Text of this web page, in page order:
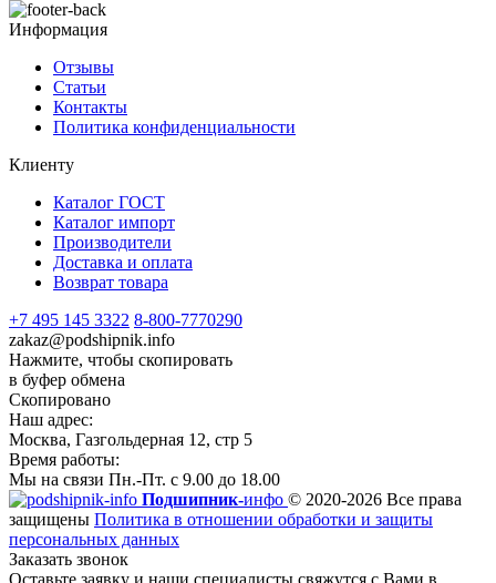
Информация
Отзывы
Статьи
Контакты
Политика конфиденциальности
Клиенту
Каталог ГОСТ
Каталог импорт
Производители
Доставка и оплата
Возврат товара
+7 495 145 3322 8-800-7770290
zakaz@podshipnik.info
Нажмите, чтобы скопировать
в буфер обмена
Скопировано
Наш адрес:
Москва, Газгольдерная 12, стр 5
Время работы:
Мы на связи Пн.-Пт. с 9.00 до 18.00
Подшипник-инфо © 2020-2026 Все права
защищены Политика в отношении обработки и защиты
персональных данных
Заказать звонок
Оставьте заявку и наши специалисты свяжутся с Вами в